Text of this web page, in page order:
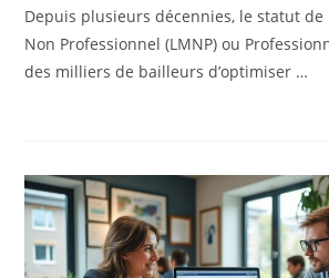
Depuis plusieurs décennies, le statut
Non Professionnel (LMNP) ou
des milliers de bailleurs d’optimiser …